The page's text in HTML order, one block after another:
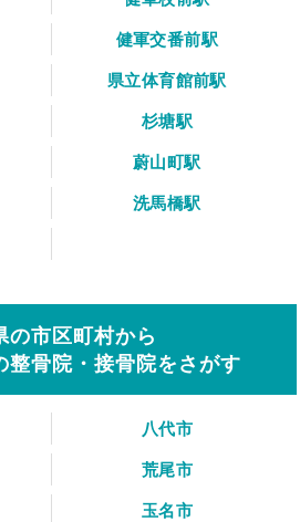
健軍交番前駅
県立体育館前駅
杉塘駅
蔚山町駅
洗馬橋駅
の市区町村から
整骨院・接骨院をさがす
八代市
荒尾市
玉名市